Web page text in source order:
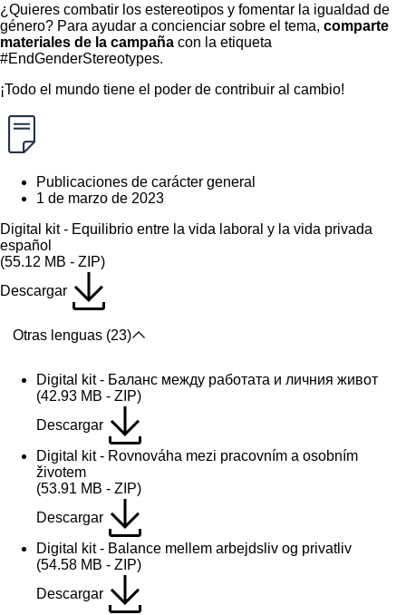
¿Quieres combatir los estereotipos y fomentar la igualdad de
género? Para ayudar a concienciar sobre el tema, comparte
materiales de la campaña con la etiqueta
#EndGenderStereotypes.
¡Todo el mundo tiene el poder de contribuir al cambio!
Publicaciones de carácter general
1 de marzo de 2023
Digital kit - Equilibrio entre la vida laboral y la vida privada
español
(55.12 MB - ZIP)
Descargar
Otras lenguas (23)
Digital kit - Баланс между работата и личния живот
(42.93 MB - ZIP)
Descargar
Digital kit - Rovnováha mezi pracovním a osobním
životem
(53.91 MB - ZIP)
Descargar
Digital kit - Balance mellem arbejdsliv og privatliv
(54.58 MB - ZIP)
Descargar